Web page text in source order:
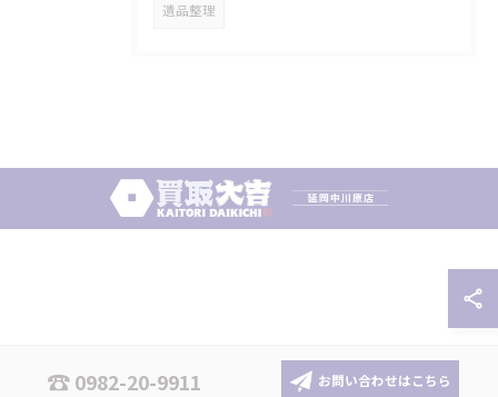
遺品整理
0982-20-9911 お問い合わせはこちら